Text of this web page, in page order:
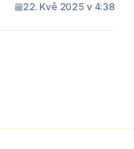
22. Kvě 2025 v 4:38